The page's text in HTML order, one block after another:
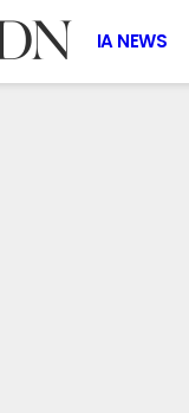
IA NEWS